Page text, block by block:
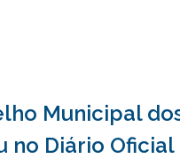
Municipal
no Diário